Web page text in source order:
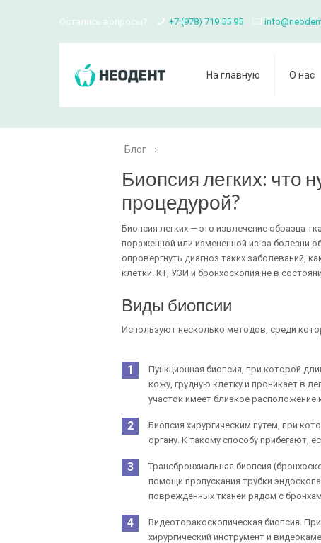
Остались вопросы? +7 (978) 719 55 95
На главную О нас
Блог ›
Биопсия легких: что
процедурой?
Биопсия легких — это извлечение образца
пораженной или измененной из-за болезни
опровергнуть диагноз таких заболеваний,
клетки. КТ, УЗИ и бронхоскопия не в
Виды биопсии
Используют несколько методов, среди
Пункционная биопсия, при которой
кожу, грудную клетку и проникает в
участок имеет близкое расположение
Биопсия хирургическим путем, при
органу. К такому способу прибегают,
Трансбронхиальная биопсия
помощи пропускания трубки
поврежденных тканей рядом с
Видеоторакоскопическая биопсия.
хирургический инструмент и